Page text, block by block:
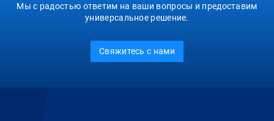
Мы с радостью ответим на ваши вопросы и предоставим
универсальное решение.
Свяжитесь с нами